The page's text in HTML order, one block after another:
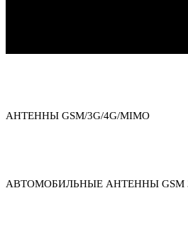
АНТЕННЫ GSM/3G/4G/MIMO
АВТОМОБИЛЬНЫЕ АНТЕННЫ GSM